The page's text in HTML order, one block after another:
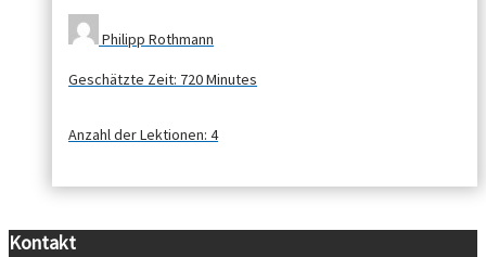
Philipp Rothmann
Geschätzte Zeit: 720 Minutes
Anzahl der Lektionen: 4
Kontakt